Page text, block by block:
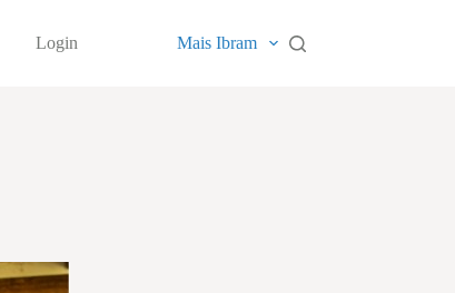
Login Mais Ibram